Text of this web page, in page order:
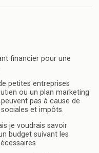
financier pour une
petites entreprises
ou un plan marketing
pas à cause de
et impôts.
je voudrais savoir
budget suivant les